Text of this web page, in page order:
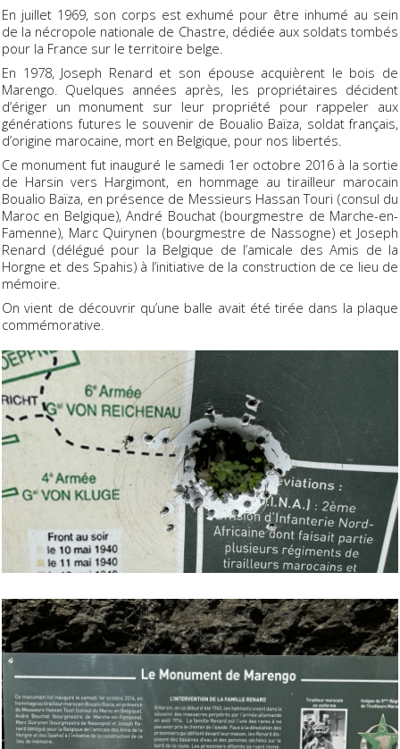
En juillet 1969, son corps est exhumé pour être inhumé au sein
de la nécropole nationale de Chastre, dédiée aux soldats tombés
pour la France sur le territoire belge.
En 1978, Joseph Renard et son épouse acquièrent le bois de
Marengo. Quelques années après, les propriétaires décident
d’ériger un monument sur leur propriété pour rappeler aux
générations futures le souvenir de Boualio Baïza, soldat français,
d’origine marocaine, mort en Belgique, pour nos libertés.
Ce monument fut inauguré le samedi 1er octobre 2016 à la sortie
de Harsin vers Hargimont, en hommage au tirailleur marocain
Boualio Baïza, en présence de Messieurs Hassan Touri (consul du
Maroc en Belgique), André Bouchat (bourgmestre de Marche-en-
Famenne), Marc Quirynen (bourgmestre de Nassogne) et Joseph
Renard (délégué pour la Belgique de l’amicale des Amis de la
Horgne et des Spahis) à l’initiative de la construction de ce lieu de
mémoire.
On vient de découvrir qu’une balle avait été tirée dans la plaque
commémorative.